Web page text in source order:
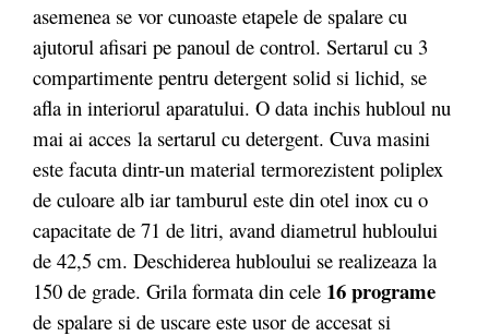
asemenea se vor cunoaste etapele de spalare cu
ajutorul afisari pe panoul de control. Sertarul cu 3
compartimente pentru detergent solid si lichid, se
afla in interiorul aparatului. O data inchis hubloul nu
mai ai acces la sertarul cu detergent. Cuva masini
este facuta dintr-un material termorezistent poliplex
de culoare alb iar tamburul este din otel inox cu o
capacitate de 71 de litri, avand diametrul hubloului
de 42,5 cm. Deschiderea hubloului se realizeaza la
150 de grade. Grila formata din cele 16 programe
de spalare si de uscare este usor de accesat si